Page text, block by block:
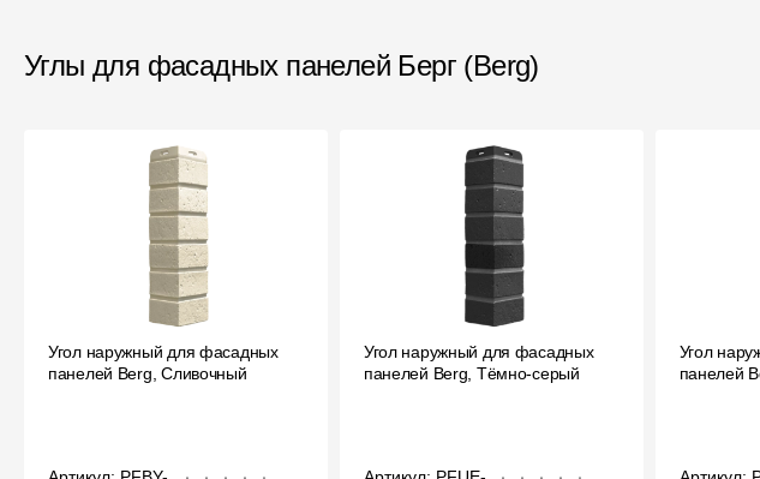
Углы для фасадных панелей Берг (Berg)
Угол наружный для фасадных
панелей Berg, Сливочный
Угол наружный для фасадных
панелей Berg, Тёмно-серый
Угол
панелей